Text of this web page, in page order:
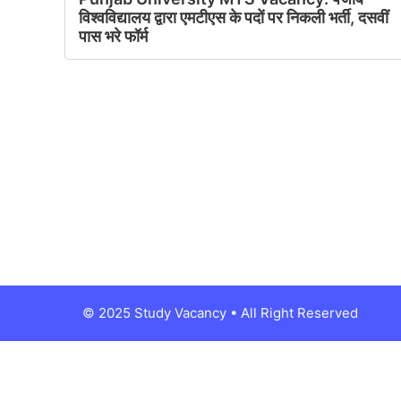
विश्वविद्यालय द्वारा एमटीएस के पदों पर निकली भर्ती, दसवीं
पास भरे फॉर्म
© 2025 Study Vacancy • All Right Reserved